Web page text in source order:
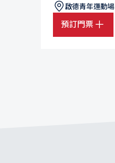
啟德青年運動場
預訂門票